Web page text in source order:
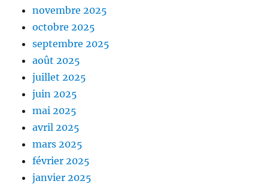
novembre 2025
octobre 2025
septembre 2025
août 2025
juillet 2025
juin 2025
mai 2025
avril 2025
mars 2025
février 2025
janvier 2025